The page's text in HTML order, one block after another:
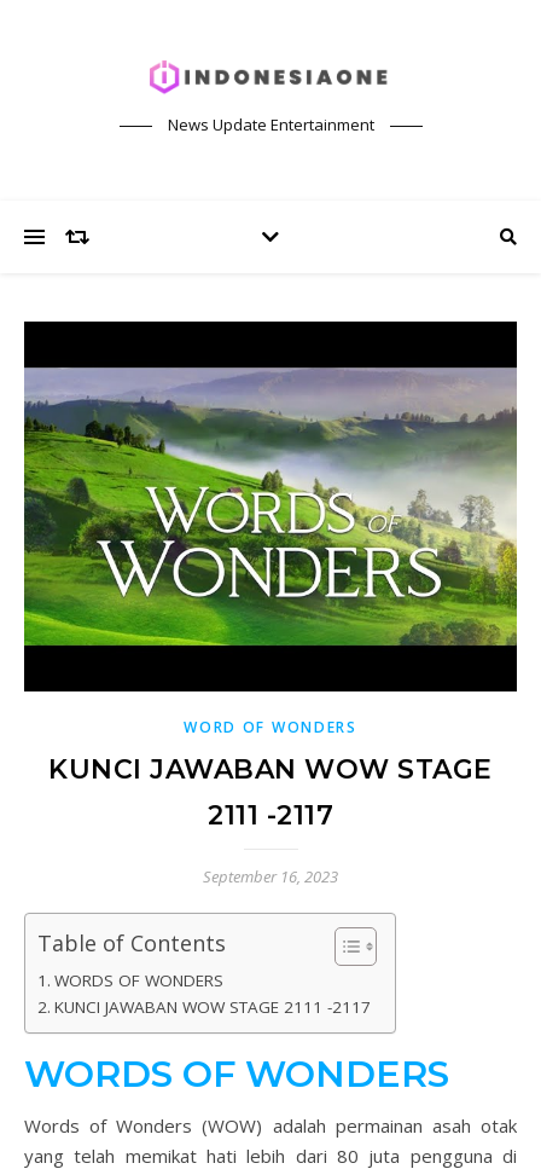
News Update Entertainment
WORD OF WONDERS
KUNCI JAWABAN WOW STAGE
2111 -2117
September 16, 2023
Table of Contents
WORDS OF WONDERS
KUNCI JAWABAN WOW STAGE 2111 -2117
WORDS OF WONDERS
Words of Wonders (WOW) adalah permainan asah otak
yang telah memikat hati lebih dari 80 juta pengguna di